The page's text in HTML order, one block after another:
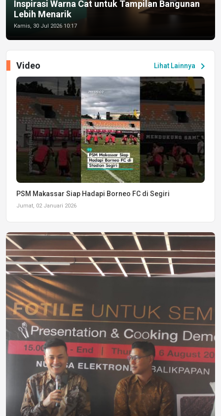
Inspirasi Warna Cat untuk Tampilan Bangunan
Lebih Menarik
Kamis, 30 Jul 2026 10:17
Lihat Lainnya chevron_right
Video
PSM Makassar Siap Hadapi Borneo FC di Segiri
Jumat, 02 Januari 2026